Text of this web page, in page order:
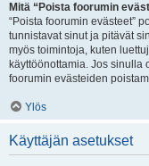
Mitä “Poista foorumin
“Poista foorumin evästeet”
tunnistavat sinut ja pitävät
myös toimintoja, kuten
käyttöönottamia. Jos
foorumin evästeiden
Ylös
Käyttäjän asetukset